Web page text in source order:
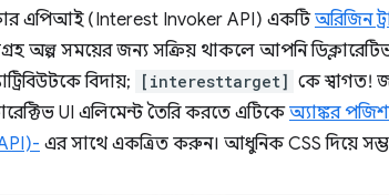
এপিআই (Interest Invoker API) একটিঅরিজিন
অল্প সময়ের জন্য সক্রিয় থাকলে আপনি
বিদায়; [interesttarget] কে স্বাগত!
UI এলিমেন্ট তৈরি করতে এটিকেঅ্যাঙ্কর
এর সাথে একত্রিত করুন। আধুনিক CSS দিয়ে